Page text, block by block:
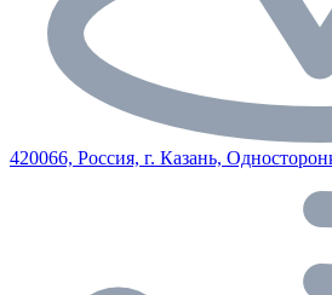
420066, Россия, г. Казань,